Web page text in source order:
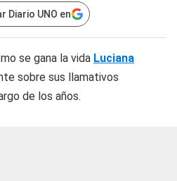
Diario UNO en
se gana la vida Luciana
sobre sus llamativos
de los años.